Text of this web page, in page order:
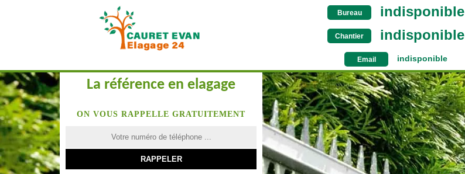
Bureau indisponible
Chantier indisponible
Email indisponible
La référence en elagage
ON VOUS RAPPELLE GRATUITEMENT